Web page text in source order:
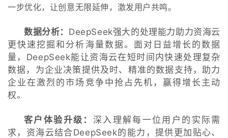
一步优化，让创意无限延伸，激发用户共鸣。
数据分析： DeepSeek强大的处理能力助力资海云
更快速挖掘和分析海量数据。面对日益增长的数据
量，DeepSeek能让资海云在短时间内快速处理复杂
数据，为企业决策提供及时、精准的数据支持，助力
企业在激烈的市场竞争中抢占先机，赢得增长主动
权。
客户体验升级： 深入理解每一位用户的实际需
求，资海云结合DeepSeek的能力，提供更加贴心、